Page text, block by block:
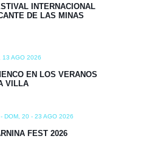
INTERNACIONAL
DE LAS MINAS
13 AGO 2026
EN LOS VERANOS
VILLA
DOM, 20 - 23 AGO 2026
FEST 2026